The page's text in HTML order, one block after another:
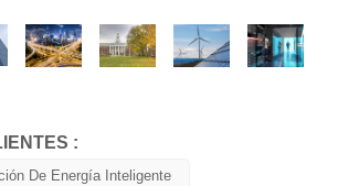
:
De Energía Inteligente